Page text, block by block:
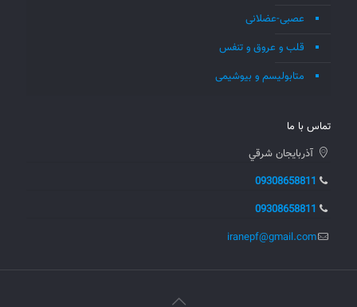
عصبی-عضلانی
قلب و عروق و تنفس
متابولیسم و بیوشیمی
تماس با ما
آذربايجان شرقي
09308658811
09308658811
iranepf@gmail.com